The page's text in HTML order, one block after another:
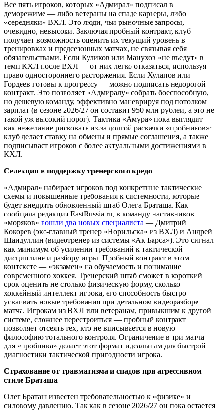
Все пять игроков, которых «Адмирал» подписал в
деморежиме — либо ветераны на спаде карьеры, либо
«середняки» ВХЛ. Это люди, чьи рыночные запросы,
очевидно, невысоки. Заключая пробный контракт, клуб
получает возможность оценить их текущий уровень в
тренировках и предсезонных матчах, не связывая себя
обязательствами. Если Куликов или Манухов «не въедут» в
темп КХЛ после ВХЛ — от них легко отказаться, используя
право одностороннего расторжения. Если Хулапов или
Гордеев готовы к прогрессу — можно подписать недорогой
контракт. Это позволяет «Адмиралу» собрать боеспособную,
но дешевую команду, эффективно маневрируя под потолком
зарплат (в сезоне 2026/27 он составит 950 млн рублей, а это не
такой уж высокий порог). Тактика «Амура» пока выглядит
как нежелание рисковать из-за долгой раскачки «пробников»:
клуб делает ставку на обмены и прямые соглашения, а также
подписывает игроков с более актуальными достижениями в
КХЛ.
Селекция в поддержку тренерского кредо
«Адмирал» набирает игроков под конкретные тактические
схемы и повышенные требования к системности, которые
будет внедрять обновленный штаб Олега Браташа. Как
сообщала редакция EastRussia.ru, в команду наставников
«моряков» вошли два новых специалиста — Дмитрий
Кокорев (экс-главный тренер «Норильска» из ВХЛ) и Андрей
Шайдуллин (видеотренер из системы «Ак Барса»). Это сигнал
как минимум об усилении требований к тактической
дисциплине и разбору игры. Пробный контракт в этом
контексте — «экзамен» на обучаемость и понимание
современного хоккея. Тренерский штаб сможет в короткий
срок оценить не столько физическую форму, сколько
хоккейный интеллект игрока, его способность быстро
усваивать новые требования при детальном видеоразборе
матча. Игрокам из ВХЛ или ветеранам, привыкшим к другой
системе, сложнее перестроиться — пробный контракт
позволяет отсеять тех, кто не вписывается в новую
философию тотального контроля. Ограничение в три матча
для «пробника» делает этот формат идеальным для быстрой
диагностики тактической пригодности игрока.
Страхование от травматизма и спадов при агрессивном
стиле Браташа
Олег Браташ известен требовательностью к «физике» и
силовому давлению. Так как в сезоне 2026/27 он пока остается